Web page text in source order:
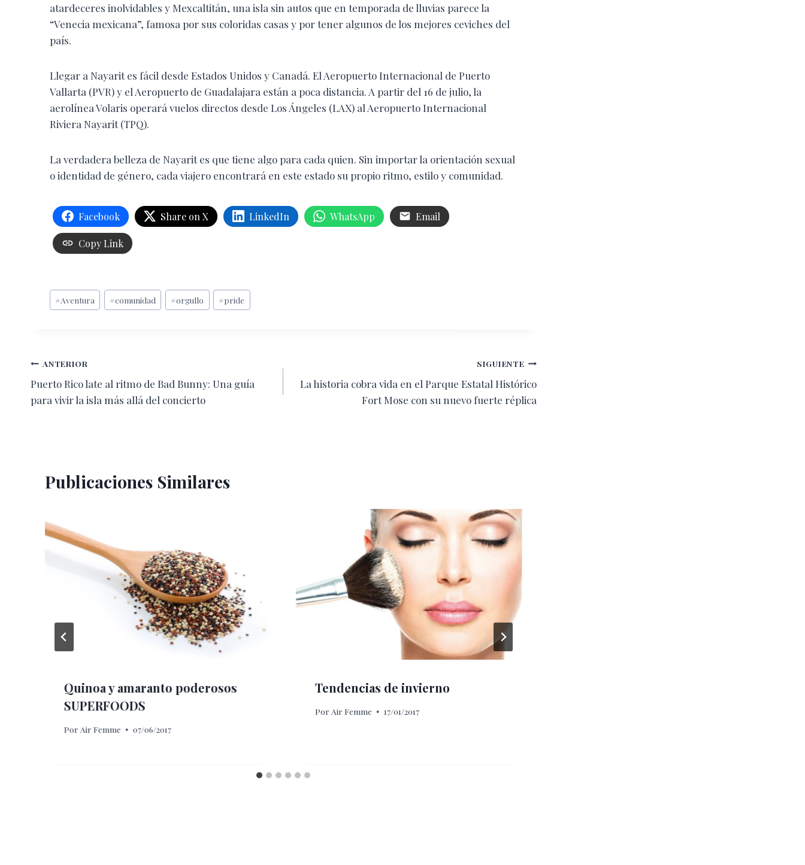
atardeceres inolvidables y Mexcaltitán, una isla sin autos que en temporada de lluvias parece la
“Venecia mexicana”, famosa por sus coloridas casas y por tener algunos de los mejores ceviches del
país.
Llegar a Nayarit es fácil desde Estados Unidos y Canadá. El Aeropuerto Internacional de Puerto
Vallarta (PVR) y el Aeropuerto de Guadalajara están a poca distancia. A partir del 16 de julio, la
aerolínea Volaris operará vuelos directos desde Los Ángeles (LAX) al Aeropuerto Internacional
Riviera Nayarit (TPQ).
La verdadera belleza de Nayarit es que tiene algo para cada quien. Sin importar la orientación sexual
o identidad de género, cada viajero encontrará en este estado su propio ritmo, estilo y comunidad.
Facebook Share on X LinkedIn WhatsApp Email
Copy Link
Etiquetas
de
#Aventura #comunidad #orgullo #pride
Navegación
de
ANTERIOR
Puerto Rico late al ritmo de Bad Bunny: Una guía
para vivir la isla más allá del concierto
SIGUIENTE
La historia cobra vida en el Parque Estatal Histórico
Fort Mose con su nuevo fuerte réplica
Publicaciones Similares
Quinoa y amaranto poderosos
SUPERFOODS
Por Air Femme 07/06/2017
Tendencias de invierno
Por Air Femme 17/01/2017